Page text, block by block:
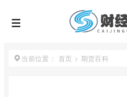
当前位置： 首页 > 期货百科